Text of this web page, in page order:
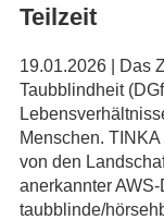
Teilzeit
19.01.2026 | Das
Taubblindheit
Menschen.
von den
anerkannter
taubblinde/